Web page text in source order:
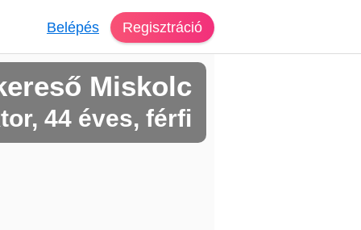
Belépés Regisztráció
Miskolc
44 éves, férfi